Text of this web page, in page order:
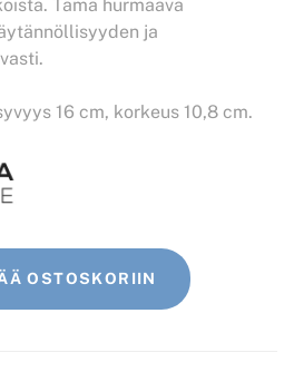
Tämä hurmaava
ja
16 cm, korkeus 10,8 cm.
OSTOSKORIIN